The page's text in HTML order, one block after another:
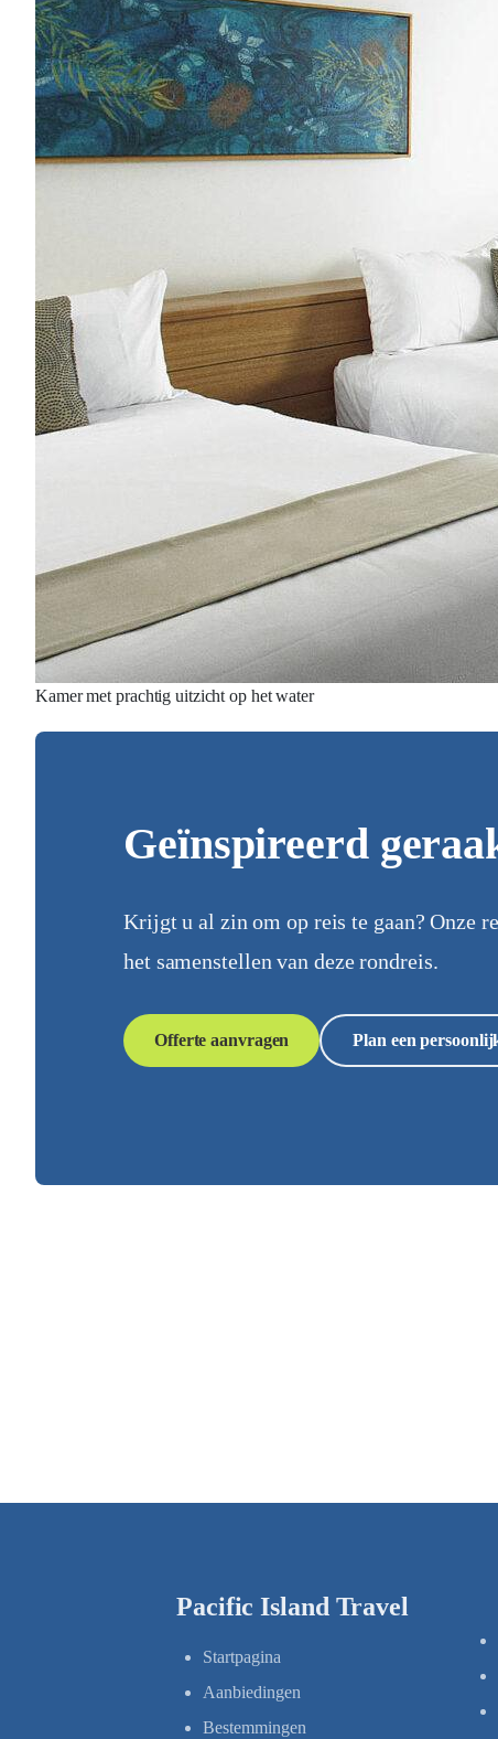
Kamer met prachtig uitzicht op het water
Geïnspireerd
Krijgt u al zin om op reis te gaan? Onze
het samenstellen van deze rondreis.
Offerte aanvragen Plan een
Pacific Island Travel
Startpagina
Aanbiedingen
Bestemmingen